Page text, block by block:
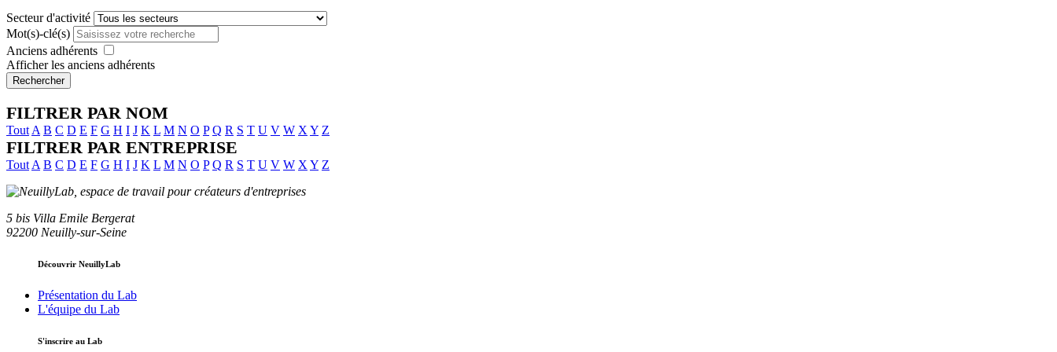
Secteur d'activité
Mot(s)-clé(s)
Anciens adhérents
Afficher les anciens adhérents
Rechercher
FILTRER PAR NOM
Tout A B C D E F G H I J K L M N O P Q R S T U V W X Y Z
FILTRER PAR ENTREPRISE
Tout A B C D E F G H I J K L M N O P Q R S T U V W X Y Z
5 bis Villa Emile Bergerat
92200 Neuilly-sur-Seine
Découvrir NeuillyLab
Présentation du Lab
L'équipe du Lab
S'inscrire au Lab